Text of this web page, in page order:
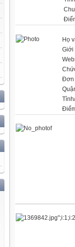
Họ
Giới
Đơn